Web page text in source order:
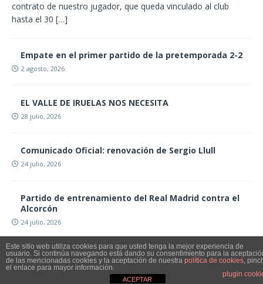
contrato de nuestro jugador, que queda vinculado al club
hasta el 30 […]
Empate en el primer partido de la pretemporada 2-2
2 agosto, 2026
EL VALLE DE IRUELAS NOS NECESITA
28 julio, 2026
Comunicado Oficial: renovación de Sergio Llull
24 julio, 2026
Partido de entrenamiento del Real Madrid contra el
Alcorcón
24 julio, 2026
Copyright © 2026 | Tema para WordPress de MH Themes
Este sitio web utiliza cookies para que usted tenga la mejor experiencia de
usuario. Si continúa navegando está dando su consentimiento para la
de las mencionadas cookies y la aceptación de nuestra política de cookies,
el enlace para mayor información.
plugin
ACEPTAR